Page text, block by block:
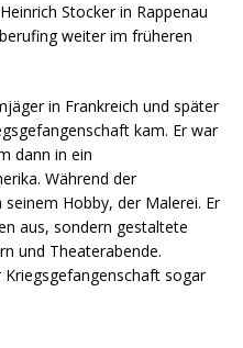
Stocker in Rappenau
weiter im früheren
in Frankreich und später
kam. Er war
dann in ein
Während der
Hobby, der Malerei. Er
aus, sondern gestaltete
und Theaterabende.
sogar